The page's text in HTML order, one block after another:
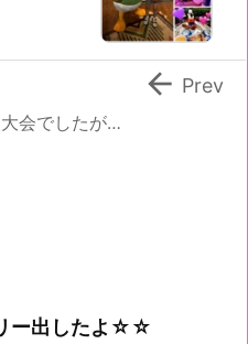
会でしたが…
 Prev
ー出したよ☆☆